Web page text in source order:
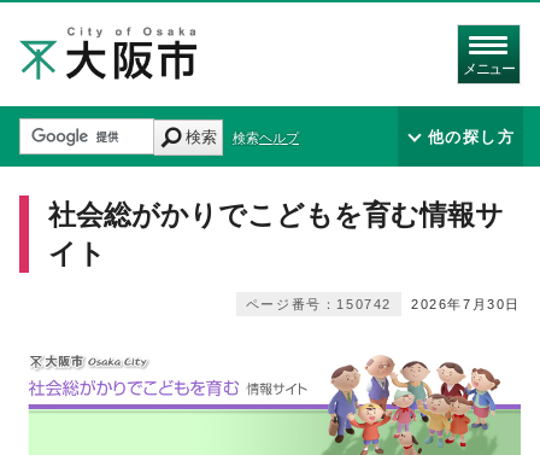
メニュー
検索 検索ヘルプ 他の探し方
社会総がかりでこどもを育む情報サ
イト
2026年7月30日
ページ番号：150742